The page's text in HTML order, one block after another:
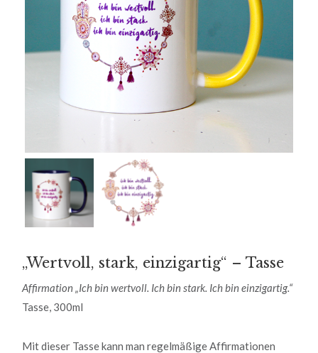
„Wertvoll, stark, einzigartig“ – Tasse
Affirmation „Ich bin wertvoll. Ich bin stark. Ich bin einzigartig.“
Tasse, 300ml
Mit dieser Tasse kann man regelmäßige Affirmationen